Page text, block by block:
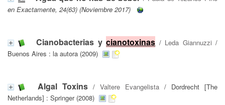
en Exactamente, 24(63) (Noviembre 2017)
Cianobacterias ycianotoxinas / Leda Giannuzzi /
Buenos Aires : la autora (2009)
Algal Toxins / Valtere Evangelista / Dordrecht [The
Netherlands] : Springer (2008)